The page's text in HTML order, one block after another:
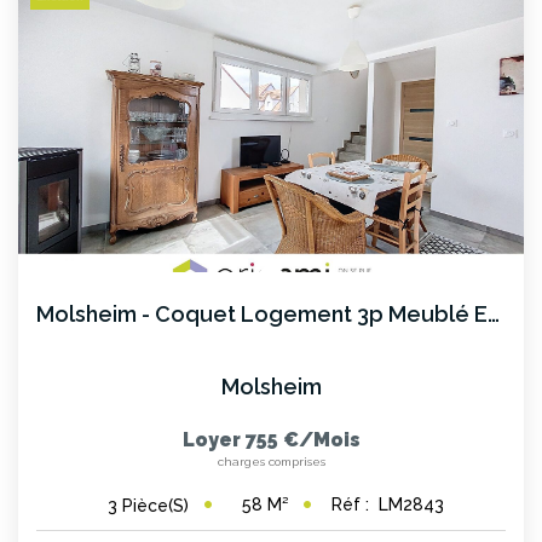
NOS AGENCES
Les Agences Origami
Notre Philosophie
Notre Équipe
Nous Rejoindre
Vos Avis
Blog
ESPACE BAILLEURS
ESPACE VENDEUR
Molsheim - Coquet Logement 3p Meublé En Maison Bifamille
Molsheim
Loyer 755 €/mois
charges comprises
3 Pièce(s) 58 M² Réf : LM2843